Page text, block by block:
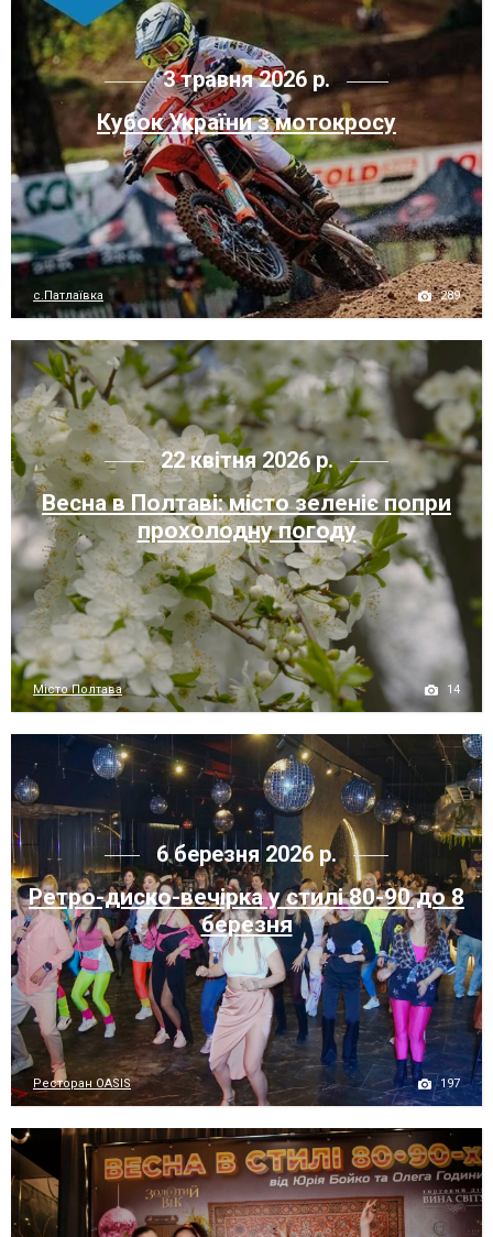
3 травня 2026 р.
Кубок України з мотокросу
с.Патлаївка 289
22 квітня 2026 р.
Весна в Полтаві: місто зеленіє попри
прохолодну погоду
Місто Полтава 14
6 березня 2026 р.
Ретро-диско-вечірка у стилі 80-90 до 8
березня
Ресторан OASIS 197